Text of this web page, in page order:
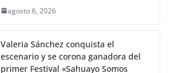
agosto 6, 2026
Valeria Sánchez conquista el
escenario y se corona ganadora del
primer Festival «Sahuayo Somos